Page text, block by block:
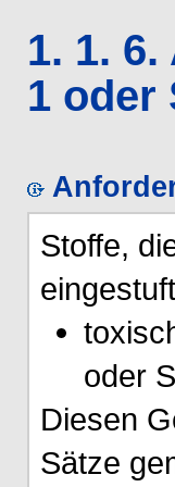
1. 1.
1 oder
Stoffe,
oder
Diesen
Sätze